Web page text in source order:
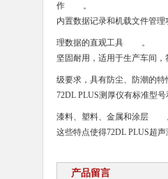
作
。
内置数据记录和机载文件管
理数据的直观工具
。
坚固耐用，适用于生产车间
级要求，具有防尘、防潮的特
72DL PLUS测厚仪有标准型
漆料、塑料、金属和涂层
这些特点使得72DL PLUS超
产品留言